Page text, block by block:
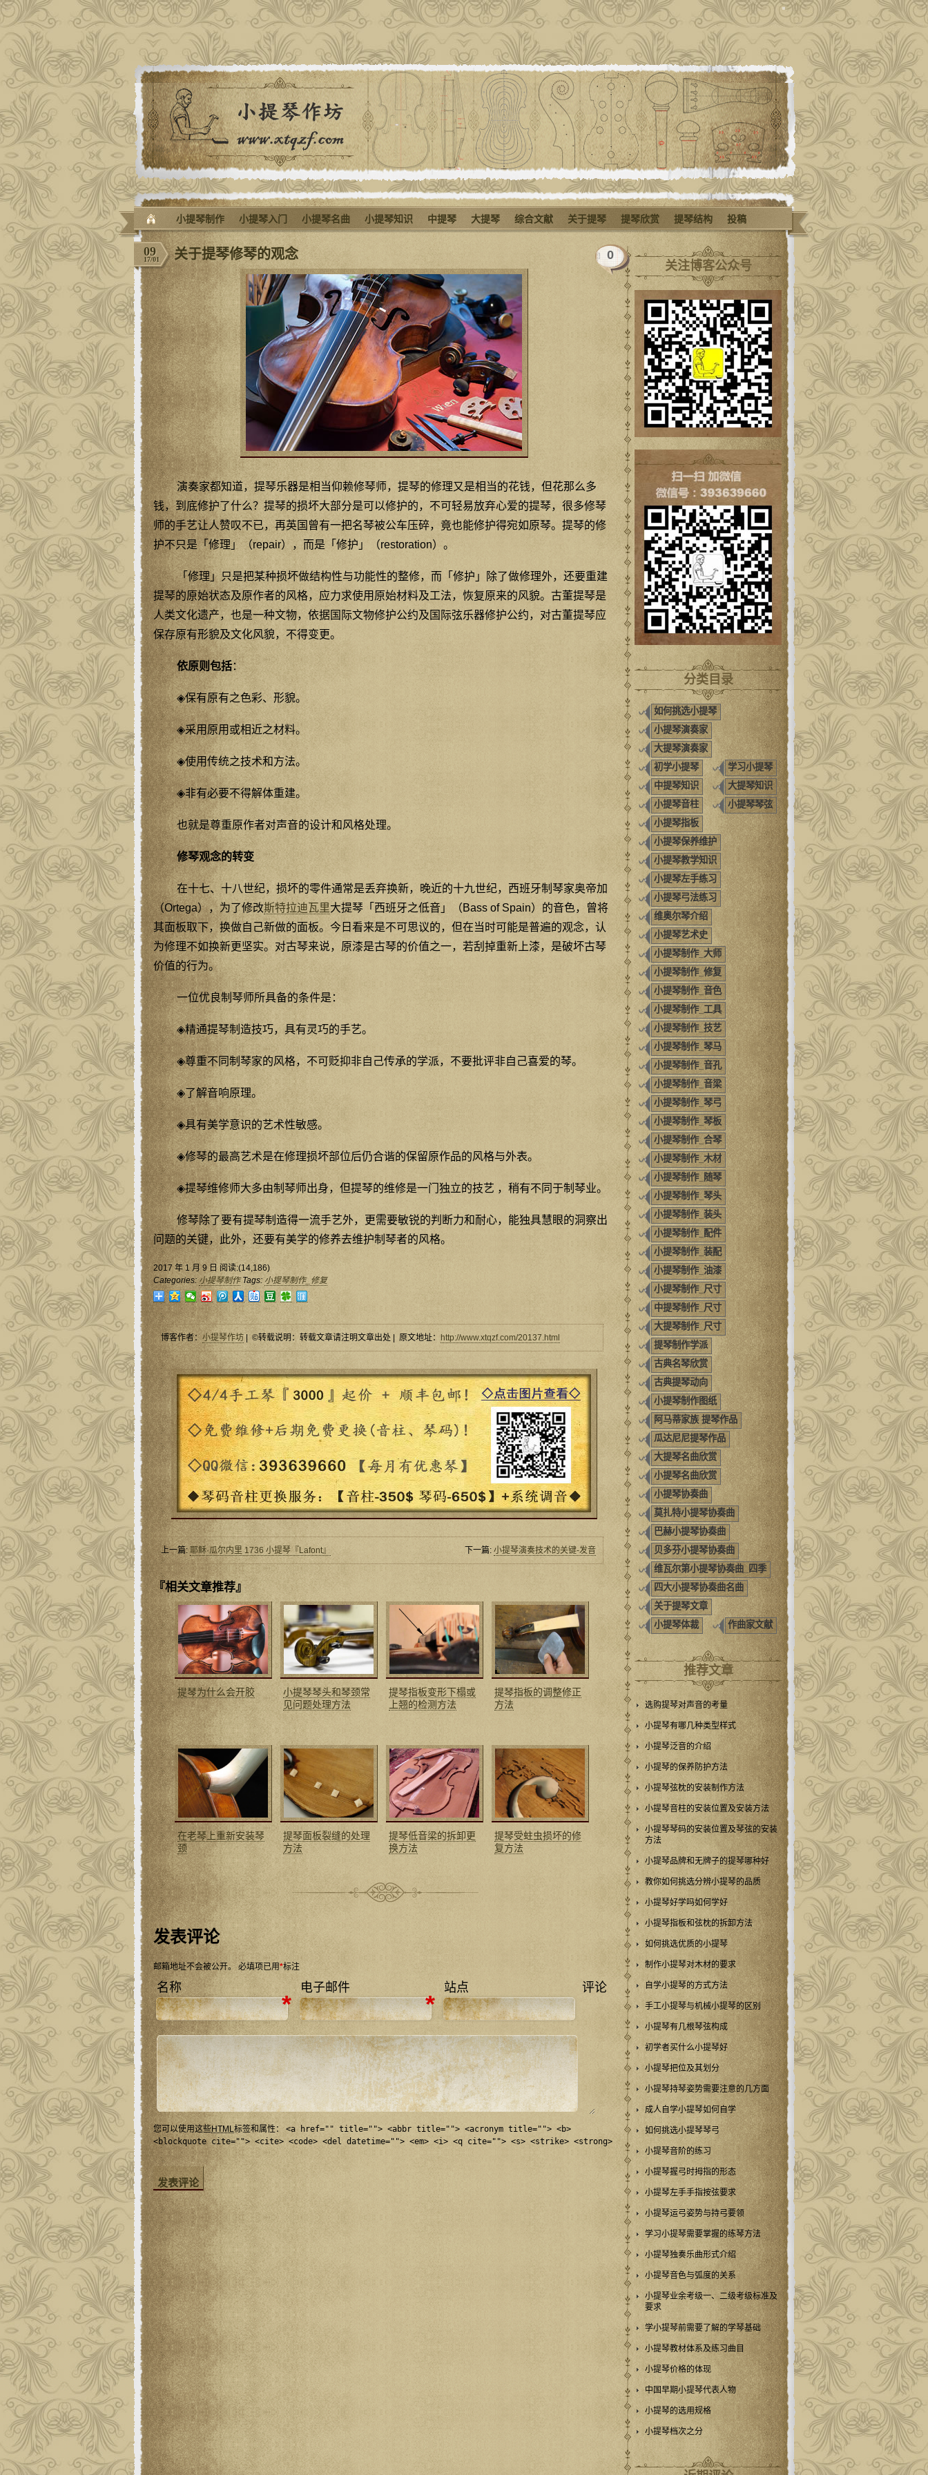
小提琴制作 小提琴入门 小提琴名曲 小提琴知识 中提琴 大提琴 综合文献 关于提琴 提琴欣赏 提琴结构 投稿
关于提琴修琴的观念
演奏家都知道，提琴乐器是相当仰赖修琴师，提琴的修理又是相当的花钱，但花那么多
钱，到底修护了什么？提琴的损坏大部分是可以修护的，不可轻易放弃心爱的提琴，很多修琴
师的手艺让人赞叹不已，再英国曾有一把名琴被公车压碎，竟也能修护得宛如原琴。提琴的修
护不只是「修理」（repair），而是「修护」（restoration）。
「修理」只是把某种损坏做结构性与功能性的整修，而「修护」除了做修理外，还要重建
提琴的原始状态及原作者的风格，应力求使用原始材料及工法，恢复原来的风貌。古董提琴是
人类文化遗产，也是一种文物，依据国际文物修护公约及国际弦乐器修护公约，对古董提琴应
保存原有形貌及文化风貌，不得变更。
依原则包括：
◈保有原有之色彩、形貌。
◈采用原用或相近之材料。
◈使用传统之技术和方法。
◈非有必要不得解体重建。
也就是尊重原作者对声音的设计和风格处理。
修琴观念的转变
在十七、十八世纪，损坏的零件通常是丢弃换新，晚近的十九世纪，西班牙制琴家奥帝加
（Ortega），为了修改斯特拉迪瓦里大提琴「西班牙之低音」（Bass of Spain）的音色，曾将
其面板取下，换做自己新做的面板。今日看来是不可思议的，但在当时可能是普遍的观念，认
为修理不如换新更坚实。对古琴来说，原漆是古琴的价值之一，若刮掉重新上漆，是破坏古琴
价值的行为。
一位优良制琴师所具备的条件是：
◈精通提琴制造技巧，具有灵巧的手艺。
◈尊重不同制琴家的风格，不可贬抑非自己传承的学派，不要批评非自己喜爱的琴。
◈了解音响原理。
◈具有美学意识的艺术性敏感。
◈修琴的最高艺术是在修理损坏部位后仍合谐的保留原作品的风格与外表。
◈提琴维修师大多由制琴师出身，但提琴的维修是一门独立的技艺 ，稍有不同于制琴业。
修琴除了要有提琴制造得一流手艺外，更需要敏锐的判断力和耐心，能独具慧眼的洞察出
问题的关键，此外，还要有美学的修养去维护制琴者的风格。
2017 年 1 月 9 日 阅读:(14,186)
0
09
17/01
Categories:小提琴制作Tags: 小提琴制作_修复
博客作者： 小提琴作坊 | ©转载说明：转载文章请注明文章出处 | 原文地址： http://www.xtqzf.com/20137.html
上一篇:耶稣·瓜尔内里 1736 小提琴『Lafont』 下一篇: 小提琴演奏技术的关键-发音
『相关文章推荐』
提琴为什么会开胶
小提琴琴头和琴颈常
见问题处理方法
提琴指板变形下榻或
上翘的检测方法
提琴指板的调整修正
方法
在老琴上重新安装琴
颈
提琴面板裂缝的处理
方法
提琴低音梁的拆卸更
换方法
提琴受蛀虫损坏的修
复方法
发表评论
邮箱地址不会被公开。必填项已用*标注
名称
*
电子邮件
*
站点 评论
您可以使用这些HTML标签和属性： <a href="" title=""> <abbr title=""> <acronym title=""> <b>
<blockquote cite=""> <cite> <code> <del datetime=""> <em> <i> <q cite=""> <s> <strike> <strong>
关注博客公众号
分类目录
如何挑选小提琴
小提琴演奏家
大提琴演奏家
初学小提琴
学习小提琴
中提琴知识
大提琴知识
小提琴音柱
小提琴琴弦
小提琴指板
小提琴保养维护
小提琴教学知识
小提琴左手练习
小提琴弓法练习
维奥尔琴介绍
小提琴艺术史
小提琴制作_大师
小提琴制作_修复
小提琴制作_音色
小提琴制作_工具
小提琴制作_技艺
小提琴制作_琴马
小提琴制作_音孔
小提琴制作_音梁
小提琴制作_琴弓
小提琴制作_琴板
小提琴制作_合琴
小提琴制作_木材
小提琴制作_随琴
小提琴制作_琴头
小提琴制作_装头
小提琴制作_配件
小提琴制作_装配
小提琴制作_油漆
小提琴制作_尺寸
中提琴制作_尺寸
大提琴制作_尺寸
提琴制作学派
古典名琴欣赏
古典提琴动向
小提琴制作图纸
阿马蒂家族 提琴作品
瓜达尼尼提琴作品
大提琴名曲欣赏
小提琴名曲欣赏
小提琴协奏曲
莫扎特小提琴协奏曲
巴赫小提琴协奏曲
贝多芬小提琴协奏曲
维瓦尔第小提琴协奏曲_四季
四大小提琴协奏曲名曲
关于提琴文章
小提琴体裁
作曲家文献
推荐文章
选购提琴对声音的考量
小提琴有哪几种类型样式
小提琴泛音的介绍
小提琴的保养防护方法
小提琴弦枕的安装制作方法
小提琴音柱的安装位置及安装方法
小提琴琴码的安装位置及琴弦的安装
方法
小提琴品牌和无牌子的提琴哪种好
教你如何挑选分辨小提琴的品质
小提琴好学吗如何学好
小提琴指板和弦枕的拆卸方法
如何挑选优质的小提琴
制作小提琴对木材的要求
自学小提琴的方式方法
手工小提琴与机械小提琴的区别
小提琴有几根琴弦构成
初学者买什么小提琴好
小提琴把位及其划分
小提琴持琴姿势需要注意的几方面
成人自学小提琴如何自学
如何挑选小提琴琴弓
小提琴音阶的练习
小提琴握弓时拇指的形态
小提琴左手手指按弦要求
小提琴运弓姿势与持弓要领
学习小提琴需要掌握的练琴方法
小提琴独奏乐曲形式介绍
小提琴音色与弧度的关系
小提琴业余考级一、二级考级标准及
要求
学小提琴前需要了解的学琴基础
小提琴教材体系及练习曲目
小提琴价格的体现
中国早期小提琴代表人物
小提琴的选用规格
小提琴档次之分